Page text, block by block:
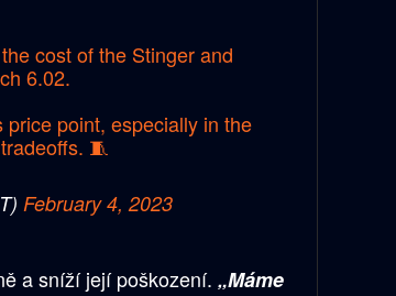
cost of the Stinger and
6.02.
point, especially in the
🧵
February 4, 2023
a sníží její poškození. „Máme